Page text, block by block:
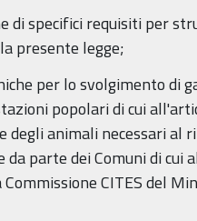
di specifici requisiti per
presente legge;
per lo svolgimento di
popolari di cui
degli animali necessari al
parte dei Comuni di cui
CITES del